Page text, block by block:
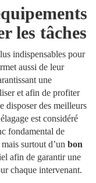
les tâches
indispensables pour
aussi de leur
une
et afin de profiter
disposer des meilleurs
est considéré
fondamental de
surtout d’un bon
afin de garantir une
chaque intervenant.